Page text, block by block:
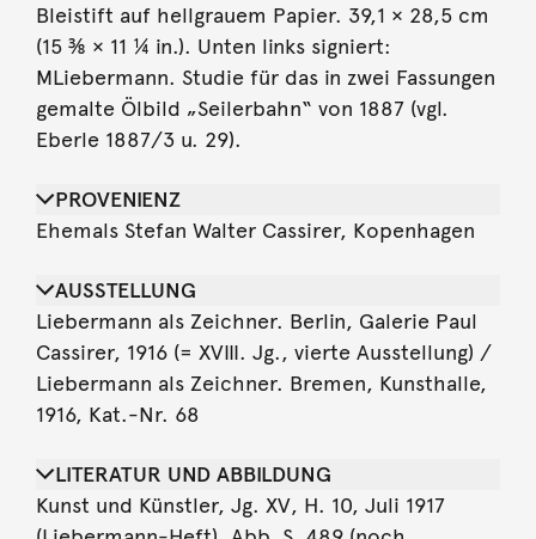
Bleistift auf hellgrauem Papier. 39,1 × 28,5 cm
(15 ⅜ × 11 ¼ in.). Unten links signiert:
MLiebermann. Studie für das in zwei Fassungen
gemalte Ölbild „Seilerbahn“ von 1887 (vgl.
Eberle 1887/3 u. 29).
PROVENIENZ
Ehemals Stefan Walter Cassirer, Kopenhagen
AUSSTELLUNG
Liebermann als Zeichner. Berlin, Galerie Paul
Cassirer, 1916 (= XVIII. Jg., vierte Ausstellung) /
Liebermann als Zeichner. Bremen, Kunsthalle,
1916, Kat.-Nr. 68
LITERATUR UND ABBILDUNG
Kunst und Künstler, Jg. XV, H. 10, Juli 1917